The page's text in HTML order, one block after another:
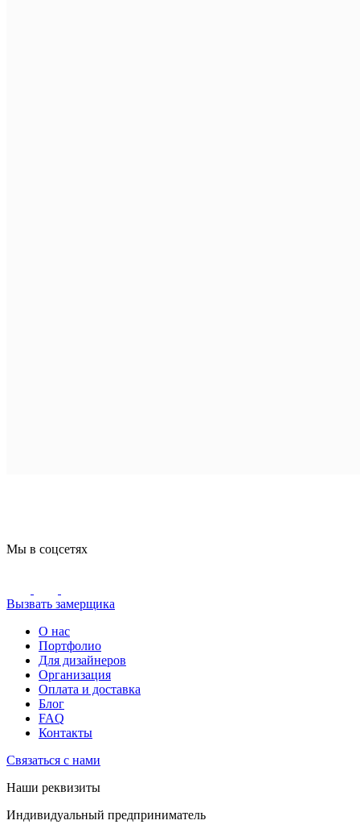
Мы в соцсетях
Вызвать замерщика
О нас
Портфолио
Для дизайнеров
Организация
Оплата и доставка
Блог
FAQ
Контакты
Связаться с нами
Наши реквизиты
Индивидуальный предприниматель